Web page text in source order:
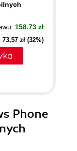
158.73 zł
zł (32%)
Phone